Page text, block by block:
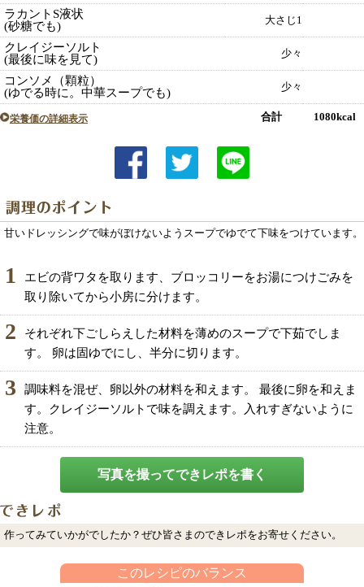
ラカントS液状
(砂糖でも)
大さじ1
クレイジーソルト
(最後に味を見て)
少々
コンソメ（顆粒）
(ゆでる時に。中華スープでも)
少々
栄養価の詳細表示 合計 1080kcal
甘いドレッシングで味がぼけないようスープでゆでて下味をつけています。
1
エビの背ワタを取ります、ブロッコリーをお湯につけごみを
取り除いてから小房に分けます。
2
それぞれ下ごしらえした材料を薄めのスープで下茹でしま
す。 卵は固ゆでにし、半分に切ります。
3
調味料を混ぜ、卵以外の材料を和えます。 最後に卵を和えま
す。クレイジーソルトで味を調えます。入れすぎないように
注意。
写真を撮ってできレポを書く
作ってみていかがでしたか？ぜひ皆さまのできレポをお寄せください。
このレシピのバランス